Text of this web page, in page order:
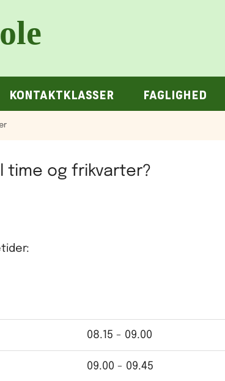
KONTAKTKLASSER FAGLIGHED
time og frikvarter?
08.15 - 09.00
09.00 - 09.45